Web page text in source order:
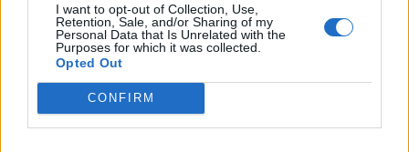
I want to opt-out of Collection, Use,
Retention, Sale, and/or Sharing of my
Personal Data that Is Unrelated with the
Purposes for which it was collected.
Opted Out
CONFIRM
EUROLEAGUE
Αναντολού Εφές: Χάνει την αρχή της σεζόν ο
Παπαγιάννης
SUPER LEAGUE 2
Πανσερραϊκός: Ανακοίνωσε τον Μανώλη Σμπώκο